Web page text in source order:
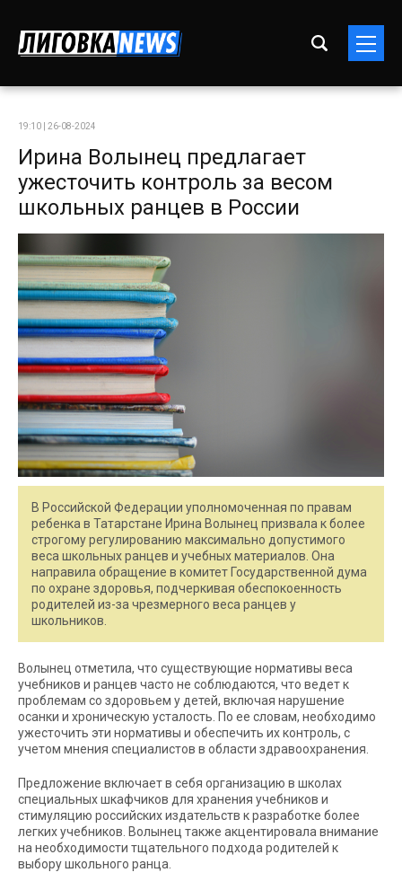
19:10 | 26-08-2024
Ирина Волынец предлагает
ужесточить контроль за весом
школьных ранцев в России
В Российской Федерации уполномоченная по правам
ребенка в Татарстане Ирина Волынец призвала к более
строгому регулированию максимально допустимого
веса школьных ранцев и учебных материалов. Она
направила обращение в комитет Государственной дума
по охране здоровья, подчеркивая обеспокоенность
родителей из-за чрезмерного веса ранцев у
школьников.
Волынец отметила, что существующие нормативы веса
учебников и ранцев часто не соблюдаются, что ведет к
проблемам со здоровьем у детей, включая нарушение
осанки и хроническую усталость. По ее словам, необходимо
ужесточить эти нормативы и обеспечить их контроль, с
учетом мнения специалистов в области здравоохранения.
Предложение включает в себя организацию в школах
специальных шкафчиков для хранения учебников и
стимуляцию российских издательств к разработке более
легких учебников. Волынец также акцентировала внимание
на необходимости тщательного подхода родителей к
выбору школьного ранца.